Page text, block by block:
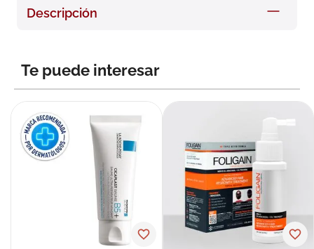
Descripción
Te puede interesar
6 degraler
10.pañales